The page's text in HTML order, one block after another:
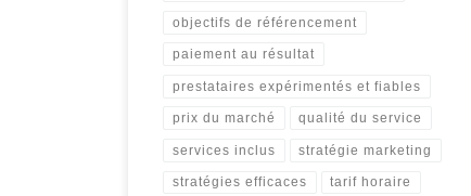
objectifs de référencement
paiement au résultat
prestataires expérimentés et fiables
prix du marché qualité du service
services inclus stratégie marketing
stratégies efficaces tarif horaire